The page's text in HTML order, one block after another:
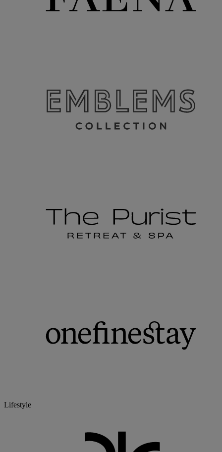
Lifestyle